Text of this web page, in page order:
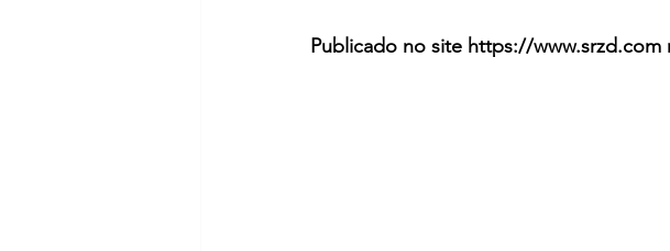
Publicado no site https://www.srzd.com